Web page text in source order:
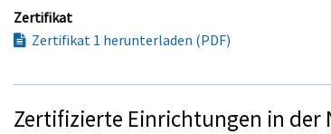
Zertifikat
Zertifikat 1 herunterladen (PDF)
Zertifizierte Einrichtungen in der